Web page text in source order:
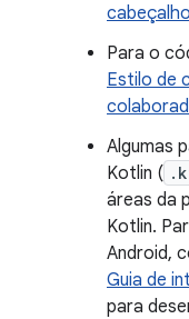
Para o
Estilo de
Algumas
Kotlin (
áreas da
Kotlin.
Android,
Guia de
para